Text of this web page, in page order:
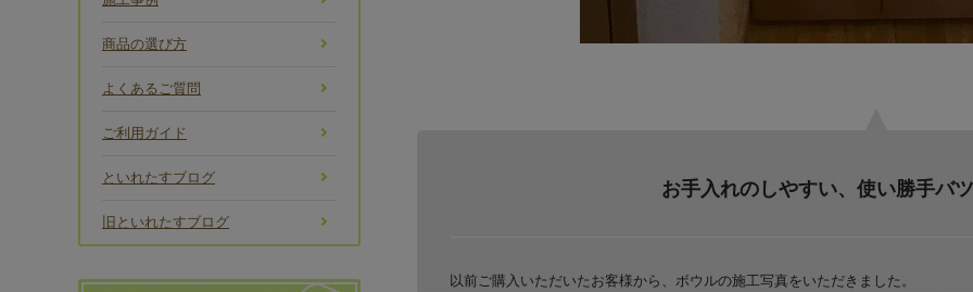
お手入れのしやすい、使い勝手バ
以前ご購入いただいたお客様から、ボウルの施工写真をいただきました。
商品の選び方
よくあるご質問
ご利用ガイド
といれたすブログ
旧といれたすブログ